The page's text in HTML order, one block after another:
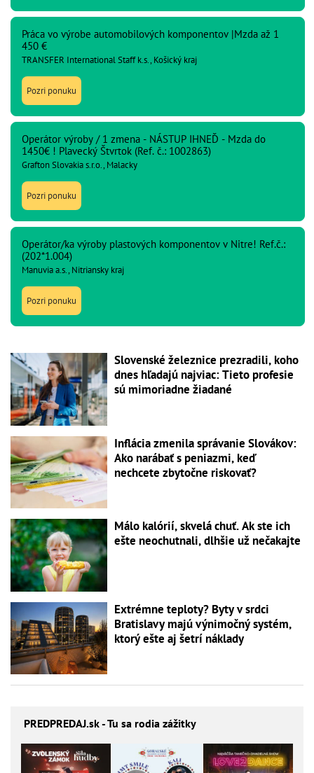
Práca vo výrobe automobilových komponentov |Mzda až 1
450 €
TRANSFER International Staff k.s., Košický kraj
Pozri ponuku
Operátor výroby / 1 zmena - NÁSTUP IHNEĎ - Mzda do
1450€ ! Plavecký Štvrtok (Ref. č.: 1002863)
Grafton Slovakia s.r.o., Malacky
Pozri ponuku
Operátor/ka výroby plastových komponentov v Nitre! Ref.č.:
(202*1.004)
Manuvia a.s., Nitriansky kraj
Pozri ponuku
Slovenské železnice prezradili, koho
dnes hľadajú najviac: Tieto profesie
sú mimoriadne žiadané
Inflácia zmenila správanie Slovákov:
Ako narábať s peniazmi, keď
nechcete zbytočne riskovať?
Málo kalórií, skvelá chuť. Ak ste ich
ešte neochutnali, dlhšie už nečakajte
Extrémne teploty? Byty v srdci
Bratislavy majú výnimočný systém,
ktorý ešte aj šetrí náklady
PREDPREDAJ.sk - Tu sa rodia zážitky